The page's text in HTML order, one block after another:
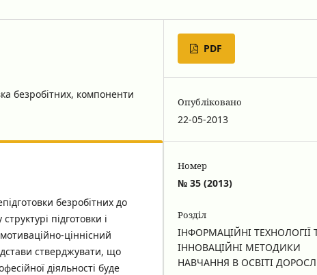
безробітних, компоненти
безробітних до
підготовки і
ціннісний
стверджувати, що
діяльності буде
PDF
Опубліковано
22-05-2013
Номер
№ 35 (2013)
Розділ
ІНФОРМАЦІЙНІ ТЕХНОЛОГІЇ
ІННОВАЦІЙНІ МЕТОДИКИ
НАВЧАННЯ В ОСВІТІ